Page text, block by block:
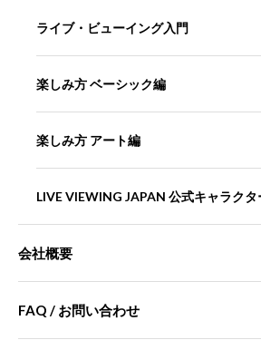
ライブ・ビューイング入門
楽しみ方 ベーシック編
楽しみ方 アート編
LIVE VIEWING JAPAN 公式キャラクタ
会社概要
FAQ / お問い合わせ